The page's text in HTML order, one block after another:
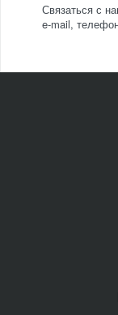
Связаться с
e-mail,